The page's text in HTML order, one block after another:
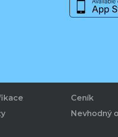
Ceník
Nevhodný